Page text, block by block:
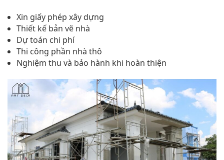
Xin giấy phép xây dựng
Thiết kế bản vẽ nhà
Dự toán chi phí
Thi công phần nhà thô
Nghiệm thu và bảo hành khi hoàn thiện